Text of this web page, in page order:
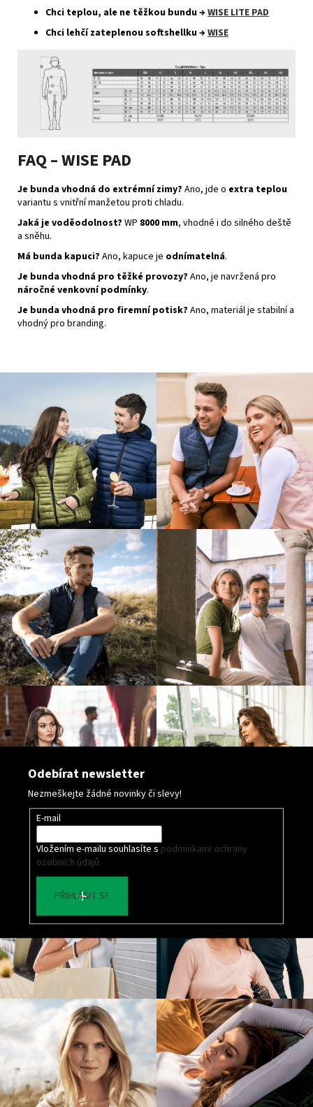
Chci teplou, ale ne těžkou bundu →WISE LITE PAD
Chci lehčí zateplenou softshellku →WISE
FAQ – WISE PAD
Je bunda vhodná do extrémní zimy? Ano, jde o extra teplou
variantu s vnitřní manžetou proti chladu.
Jaká je voděodolnost? WP 8000 mm, vhodné i do silného deště
a sněhu.
Má bunda kapuci? Ano, kapuce je odnímatelná.
Je bunda vhodná pro těžké provozy? Ano, je navržená pro
náročné venkovní podmínky.
Je bunda vhodná pro firemní potisk? Ano, materiál je stabilní a
vhodný pro branding.
Odebírat newsletter
Nezmeškejte žádné novinky či slevy!
E-mail
Vložením e-mailu souhlasíte s podmínkami ochrany
osobních údajů
PŘIHLÁSIT SE